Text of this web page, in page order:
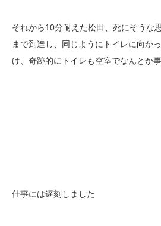
それから10分耐えた松田、死にそうな
まで到達し、同じようにトイレに向か
け、奇跡的にトイレも空室でなんとか
仕事には遅刻しました